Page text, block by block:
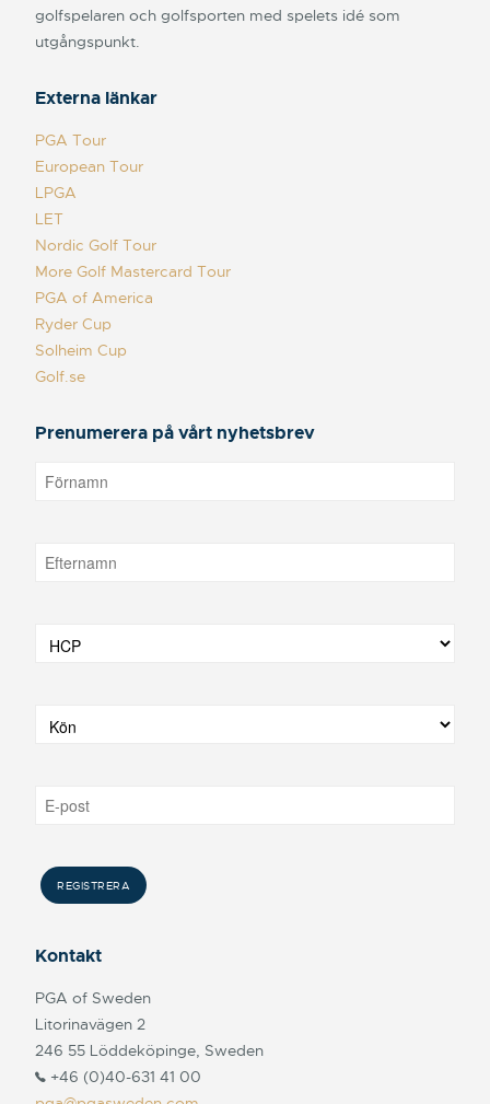
golfspelaren och golfsporten med spelets idé som
utgångspunkt.
Externa länkar
PGA Tour
European Tour
LPGA
LET
Nordic Golf Tour
More Golf Mastercard Tour
PGA of America
Ryder Cup
Solheim Cup
Golf.se
Prenumerera på vårt nyhetsbrev
Kontakt
PGA of Sweden
Litorinavägen 2
246 55 Löddeköpinge, Sweden
+46 (0)40-631 41 00